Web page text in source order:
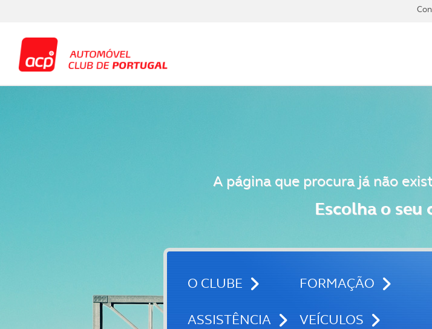
A página que procura já não
Escolha o seu
O CLUBE
ASSISTÊNCIA
FORMAÇÃO
VEÍCULOS